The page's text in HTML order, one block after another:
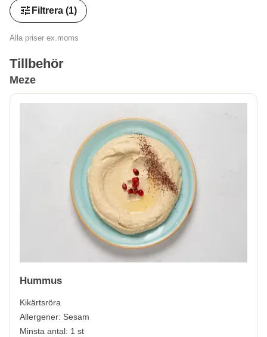
tune Filtrera (1)
Alla priser ex.moms
Tillbehör
Meze
Hummus
Kikärtsröra
Allergener: Sesam
Minsta antal: 1 st